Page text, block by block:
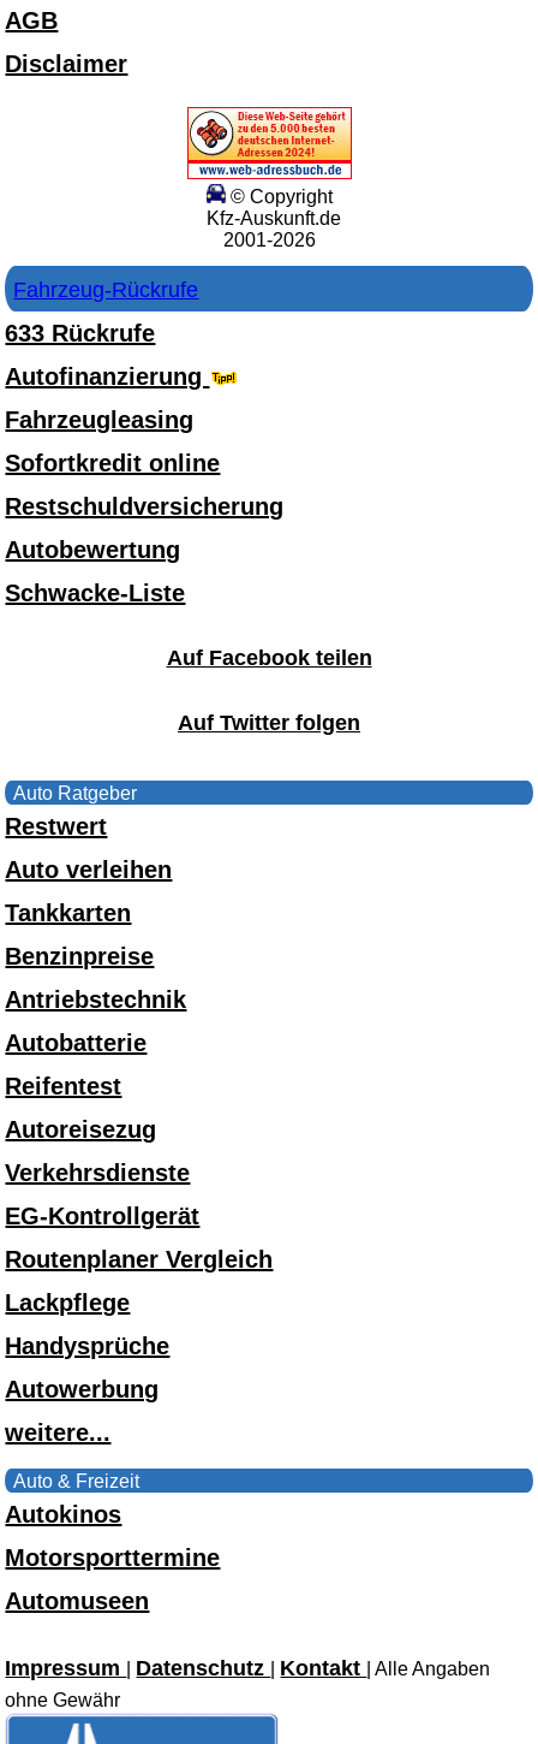
AGB
Disclaimer
© Copyright
Kfz-Auskunft.de
2001-2026
Fahrzeug-Rückrufe
633 Rückrufe
Autofinanzierung
Fahrzeugleasing
Sofortkredit online
Restschuldversicherung
Autobewertung
Schwacke-Liste
Auf Facebook teilen
Auf Twitter folgen
Auto Ratgeber
Restwert
Auto verleihen
Tankkarten
Benzinpreise
Antriebstechnik
Autobatterie
Reifentest
Autoreisezug
Verkehrsdienste
EG-Kontrollgerät
Routenplaner Vergleich
Lackpflege
Handysprüche
Autowerbung
weitere...
Auto & Freizeit
Autokinos
Motorsporttermine
Automuseen
Impressum Datenschutz Kontakt
| Alle Angaben
ohne Gewähr